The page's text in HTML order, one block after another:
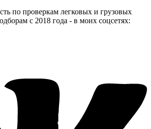
по проверкам легковых и грузовых
с 2018 года - в моих соцсетях: